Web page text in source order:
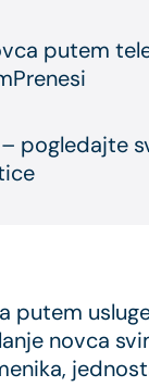
putem
– pogledajte
putem
novca